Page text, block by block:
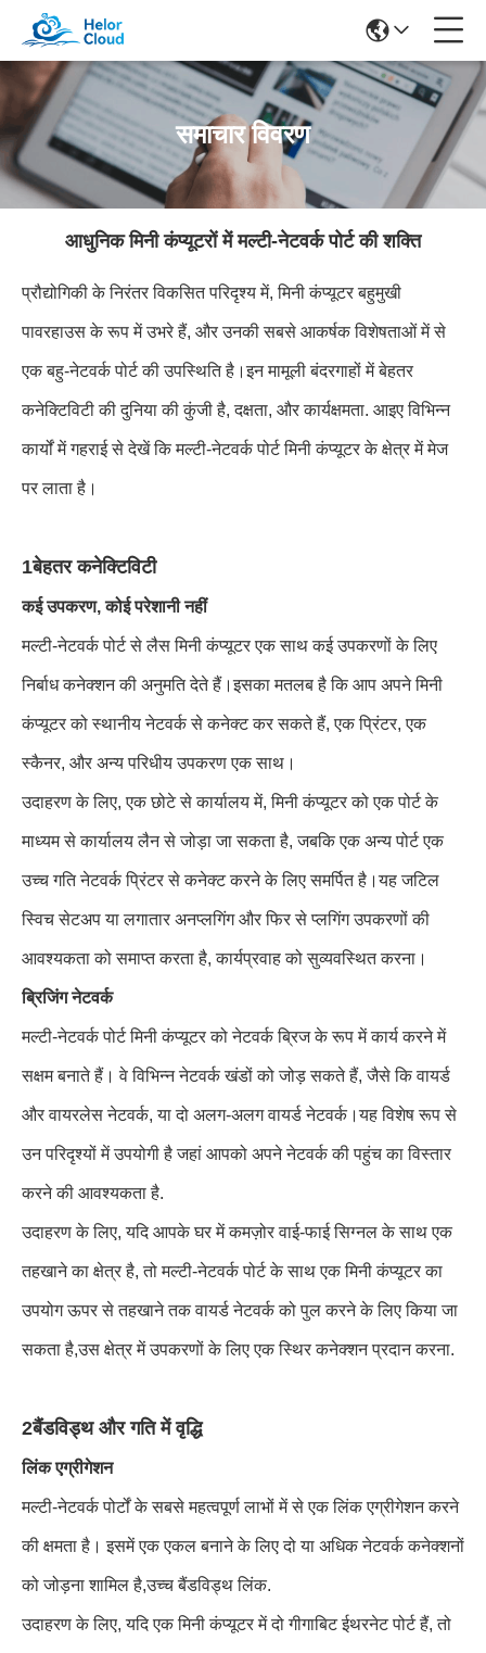
समाचार विवरण
आधुनिक मिनी कंप्यूटरों में मल्टी-नेटवर्क पोर्ट की शक्ति
प्रौद्योगिकी के निरंतर विकसित परिदृश्य में, मिनी कंप्यूटर बहुमुखी
पावरहाउस के रूप में उभरे हैं, और उनकी सबसे आकर्षक विशेषताओं में से
एक बहु-नेटवर्क पोर्ट की उपस्थिति है।इन मामूली बंदरगाहों में बेहतर
कनेक्टिविटी की दुनिया की कुंजी है, दक्षता, और कार्यक्षमता. आइए विभिन्न
कार्यों में गहराई से देखें कि मल्टी-नेटवर्क पोर्ट मिनी कंप्यूटर के क्षेत्र में मेज
पर लाता है।
1बेहतर कनेक्टिविटी
कई उपकरण, कोई परेशानी नहीं
मल्टी-नेटवर्क पोर्ट से लैस मिनी कंप्यूटर एक साथ कई उपकरणों के लिए
निर्बाध कनेक्शन की अनुमति देते हैं।इसका मतलब है कि आप अपने मिनी
कंप्यूटर को स्थानीय नेटवर्क से कनेक्ट कर सकते हैं, एक प्रिंटर, एक
स्कैनर, और अन्य परिधीय उपकरण एक साथ।
उदाहरण के लिए, एक छोटे से कार्यालय में, मिनी कंप्यूटर को एक पोर्ट के
माध्यम से कार्यालय लैन से जोड़ा जा सकता है, जबकि एक अन्य पोर्ट एक
उच्च गति नेटवर्क प्रिंटर से कनेक्ट करने के लिए समर्पित है।यह जटिल
स्विच सेटअप या लगातार अनप्लगिंग और फिर से प्लगिंग उपकरणों की
आवश्यकता को समाप्त करता है, कार्यप्रवाह को सुव्यवस्थित करना।
ब्रिजिंग नेटवर्क
मल्टी-नेटवर्क पोर्ट मिनी कंप्यूटर को नेटवर्क ब्रिज के रूप में कार्य करने में
सक्षम बनाते हैं। वे विभिन्न नेटवर्क खंडों को जोड़ सकते हैं, जैसे कि वायर्ड
और वायरलेस नेटवर्क, या दो अलग-अलग वायर्ड नेटवर्क।यह विशेष रूप से
उन परिदृश्यों में उपयोगी है जहां आपको अपने नेटवर्क की पहुंच का विस्तार
करने की आवश्यकता है.
उदाहरण के लिए, यदि आपके घर में कमज़ोर वाई-फाई सिग्नल के साथ एक
तहखाने का क्षेत्र है, तो मल्टी-नेटवर्क पोर्ट के साथ एक मिनी कंप्यूटर का
उपयोग ऊपर से तहखाने तक वायर्ड नेटवर्क को पुल करने के लिए किया जा
सकता है,उस क्षेत्र में उपकरणों के लिए एक स्थिर कनेक्शन प्रदान करना.
2बैंडविड्थ और गति में वृद्धि
लिंक एग्रीगेशन
मल्टी-नेटवर्क पोर्टों के सबसे महत्वपूर्ण लाभों में से एक लिंक एग्रीगेशन करने
की क्षमता है। इसमें एक एकल बनाने के लिए दो या अधिक नेटवर्क कनेक्शनों
को जोड़ना शामिल है,उच्च बैंडविड्थ लिंक.
उदाहरण के लिए, यदि एक मिनी कंप्यूटर में दो गीगाबिट ईथरनेट पोर्ट हैं, तो